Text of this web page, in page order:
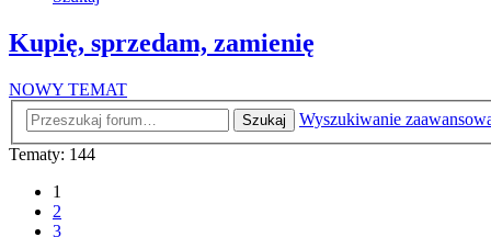
Kupię, sprzedam, zamienię
NOWY TEMAT
Szukaj
Wyszukiwanie
Tematy: 144
1
2
3